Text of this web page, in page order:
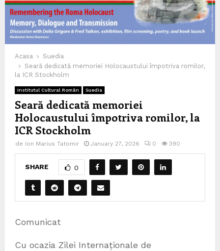
Acasa
Suedia
Seară dedicată memoriei Holocaustului împotriva romilor,
la ICR Stockholm
Institutul Cultural Român Suedia
Seară dedicată memoriei
Holocaustului împotriva romilor, la
ICR Stockholm
de Ion Marius Tatomir January 27, 2026 0 390
SHARE 0
Comunicat
Cu ocazia Zilei Internaționale de